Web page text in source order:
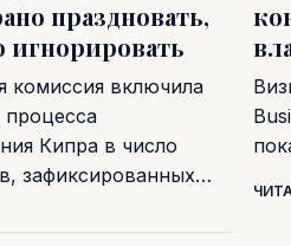
праздновать,
игнорировать
комиссия включила
Кипра в число
зафиксированных…